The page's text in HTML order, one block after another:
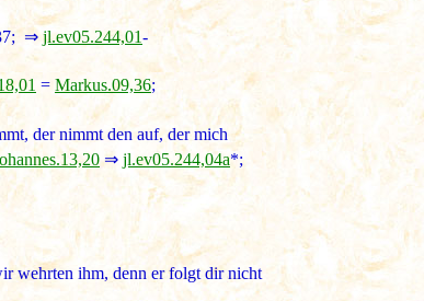
⇒jl.ev05.244,01-
= Markus.09,36;
der nimmt den auf, der mich
⇒ jl.ev05.244,04a*;
wehrten ihm, denn er folgt dir nicht